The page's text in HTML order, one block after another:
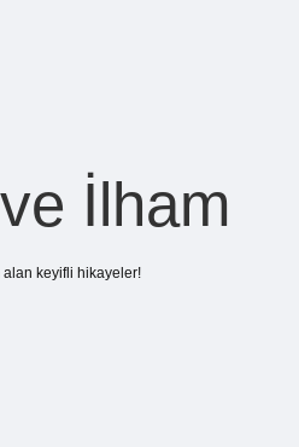
İlham
alan keyifli hikayeler!